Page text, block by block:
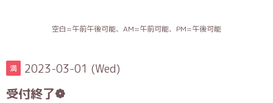
空白=午前午後可能、AM=午前可能、PM=午後可能
満 2023-03-01 (Wed)
受付終了❁︎